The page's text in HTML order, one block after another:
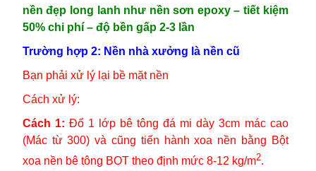
nền đẹp long lanh như nền sơn epoxy – tiết kiệm
50% chi phí – độ bền gấp 2-3 lần
Trường hợp 2: Nền nhà xưởng là nền cũ
Bạn phải xử lý lại bề mặt nền
Cách xử lý:
Cách 1: Đổ 1 lớp bê tông đá mi dày 3cm mác cao
(Mác từ 300) và cũng tiến hành xoa nền bằng Bột
xoa nền bê tông BOT theo định mức 8-12 kg/m2.